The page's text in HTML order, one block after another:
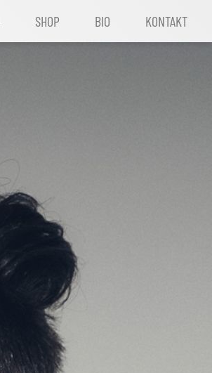
SHOP BIO KONTAKT